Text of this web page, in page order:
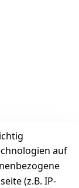
auf
(z.B. IP-